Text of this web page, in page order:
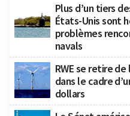
Plus d’un tiers
États-Unis sont
problèmes
navals
RWE se retire
dans le cadre
dollars